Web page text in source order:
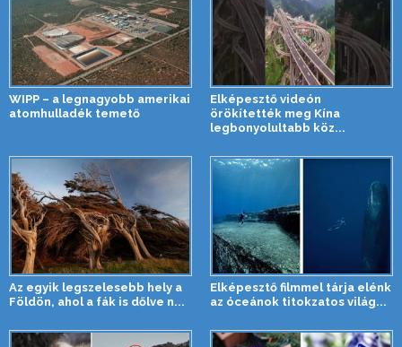
WIPP – a legnagyobb amerikai
atomhulladék temető
Elképesztő videón
örökítették meg Kína
legbonyolultabb köz...
Az egyik legszelesebb hely a
Földön, ahol a fák is dőlve n...
Elképesztő filmmel tárja elénk
az óceánok titokzatos világ...